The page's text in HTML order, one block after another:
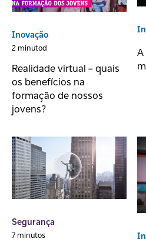
Inovação
2 minutod
Realidade virtual – quais
os benefícios na
formação de nossos
jovens?
A
Segurança
7 minutos